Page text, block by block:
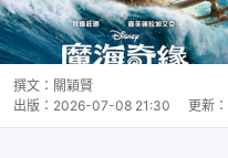
撰文： 關穎賢
出版： 2026-07-08 21:30 更新：